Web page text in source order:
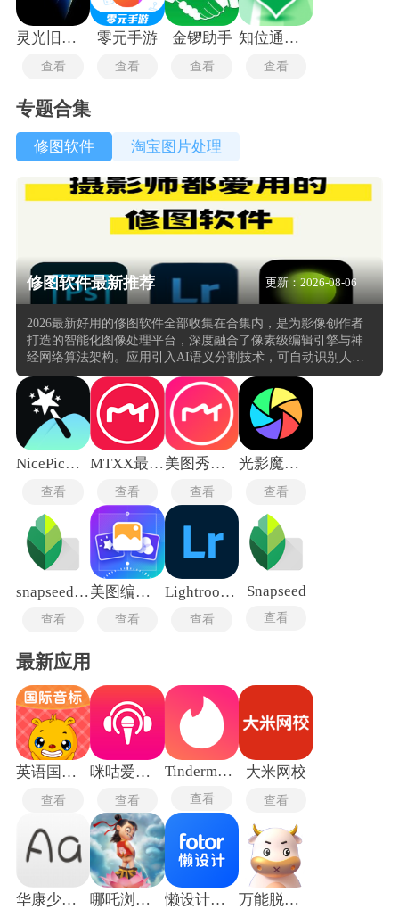
灵光旧版本
查看
零元手游
查看
金锣助手
查看
知位通测量
查看
专题合集
修图软件 淘宝图片处理
修图软件最新推荐 更新：2026-08-06
2026最新好用的修图软件全部收集在合集内，是为影像创作者
打造的智能化图像处理平台，深度融合了像素级编辑引擎与神
经网络算法架构。应用引入AI语义分割技术，可自动识别人像
轮廓、天空区域与建筑主体，结合画笔蒙版与渐变滤镜实现非
破坏性局部优化，大幅降低复杂选区的操作门槛。内置的胶片
模拟系统基于柯达、富士等经典胶卷物理特性建模，颗粒分
布、暗角衰减与色偏倾向均可独立调节，拒绝粗放式一键套
用。
NicePic图片处理
查看
MTXX最新版
查看
美图秀秀国际版
查看
光影魔术手
查看
snapseed手机修图软件免费版
查看
美图编辑大师
查看
Lightroom中文版
查看
Snapseed
查看
最新应用
英语国际音标
查看
咪咕爱唱手机版
查看
Tindermatch
查看
大米网校
查看
华康少女字体 哪吒浏览器 懒设计手机版 万能脱壳工具最新版